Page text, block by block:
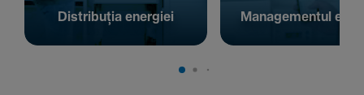
Distribuția energiei Managementul